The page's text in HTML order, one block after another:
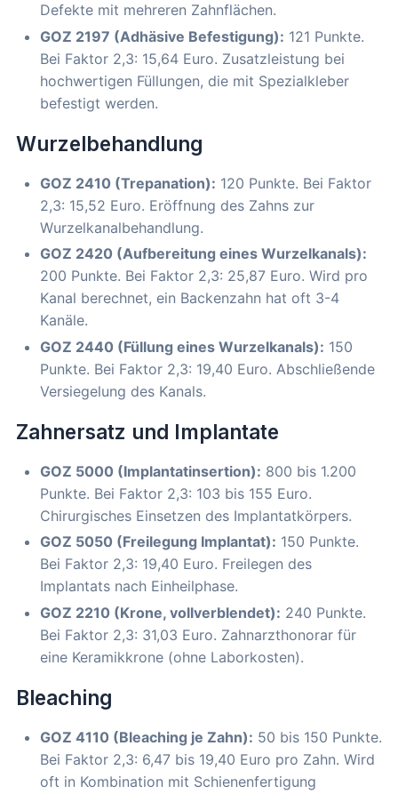
Defekte mit mehreren Zahnflächen.
GOZ 2197 (Adhäsive Befestigung): 121 Punkte.
Bei Faktor 2,3: 15,64 Euro. Zusatzleistung bei
hochwertigen Füllungen, die mit Spezialkleber
befestigt werden.
Wurzelbehandlung
GOZ 2410 (Trepanation): 120 Punkte. Bei Faktor
2,3: 15,52 Euro. Eröffnung des Zahns zur
Wurzelkanalbehandlung.
GOZ 2420 (Aufbereitung eines Wurzelkanals):
200 Punkte. Bei Faktor 2,3: 25,87 Euro. Wird pro
Kanal berechnet, ein Backenzahn hat oft 3-4
Kanäle.
GOZ 2440 (Füllung eines Wurzelkanals): 150
Punkte. Bei Faktor 2,3: 19,40 Euro. Abschließende
Versiegelung des Kanals.
Zahnersatz und Implantate
GOZ 5000 (Implantatinsertion): 800 bis 1.200
Punkte. Bei Faktor 2,3: 103 bis 155 Euro.
Chirurgisches Einsetzen des Implantatkörpers.
GOZ 5050 (Freilegung Implantat): 150 Punkte.
Bei Faktor 2,3: 19,40 Euro. Freilegen des
Implantats nach Einheilphase.
GOZ 2210 (Krone, vollverblendet): 240 Punkte.
Bei Faktor 2,3: 31,03 Euro. Zahnarzthonorar für
eine Keramikkrone (ohne Laborkosten).
Bleaching
GOZ 4110 (Bleaching je Zahn): 50 bis 150 Punkte.
Bei Faktor 2,3: 6,47 bis 19,40 Euro pro Zahn. Wird
oft in Kombination mit Schienenfertigung